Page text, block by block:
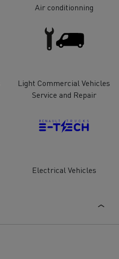
Air conditionning
Light Commercial Vehicles
Service and Repair
Electrical Vehicles